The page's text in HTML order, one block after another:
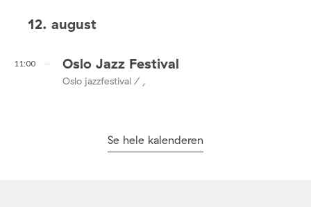
12. august
11:00 Oslo Jazz Festival
Oslo jazzfestival / ,
Se hele kalenderen